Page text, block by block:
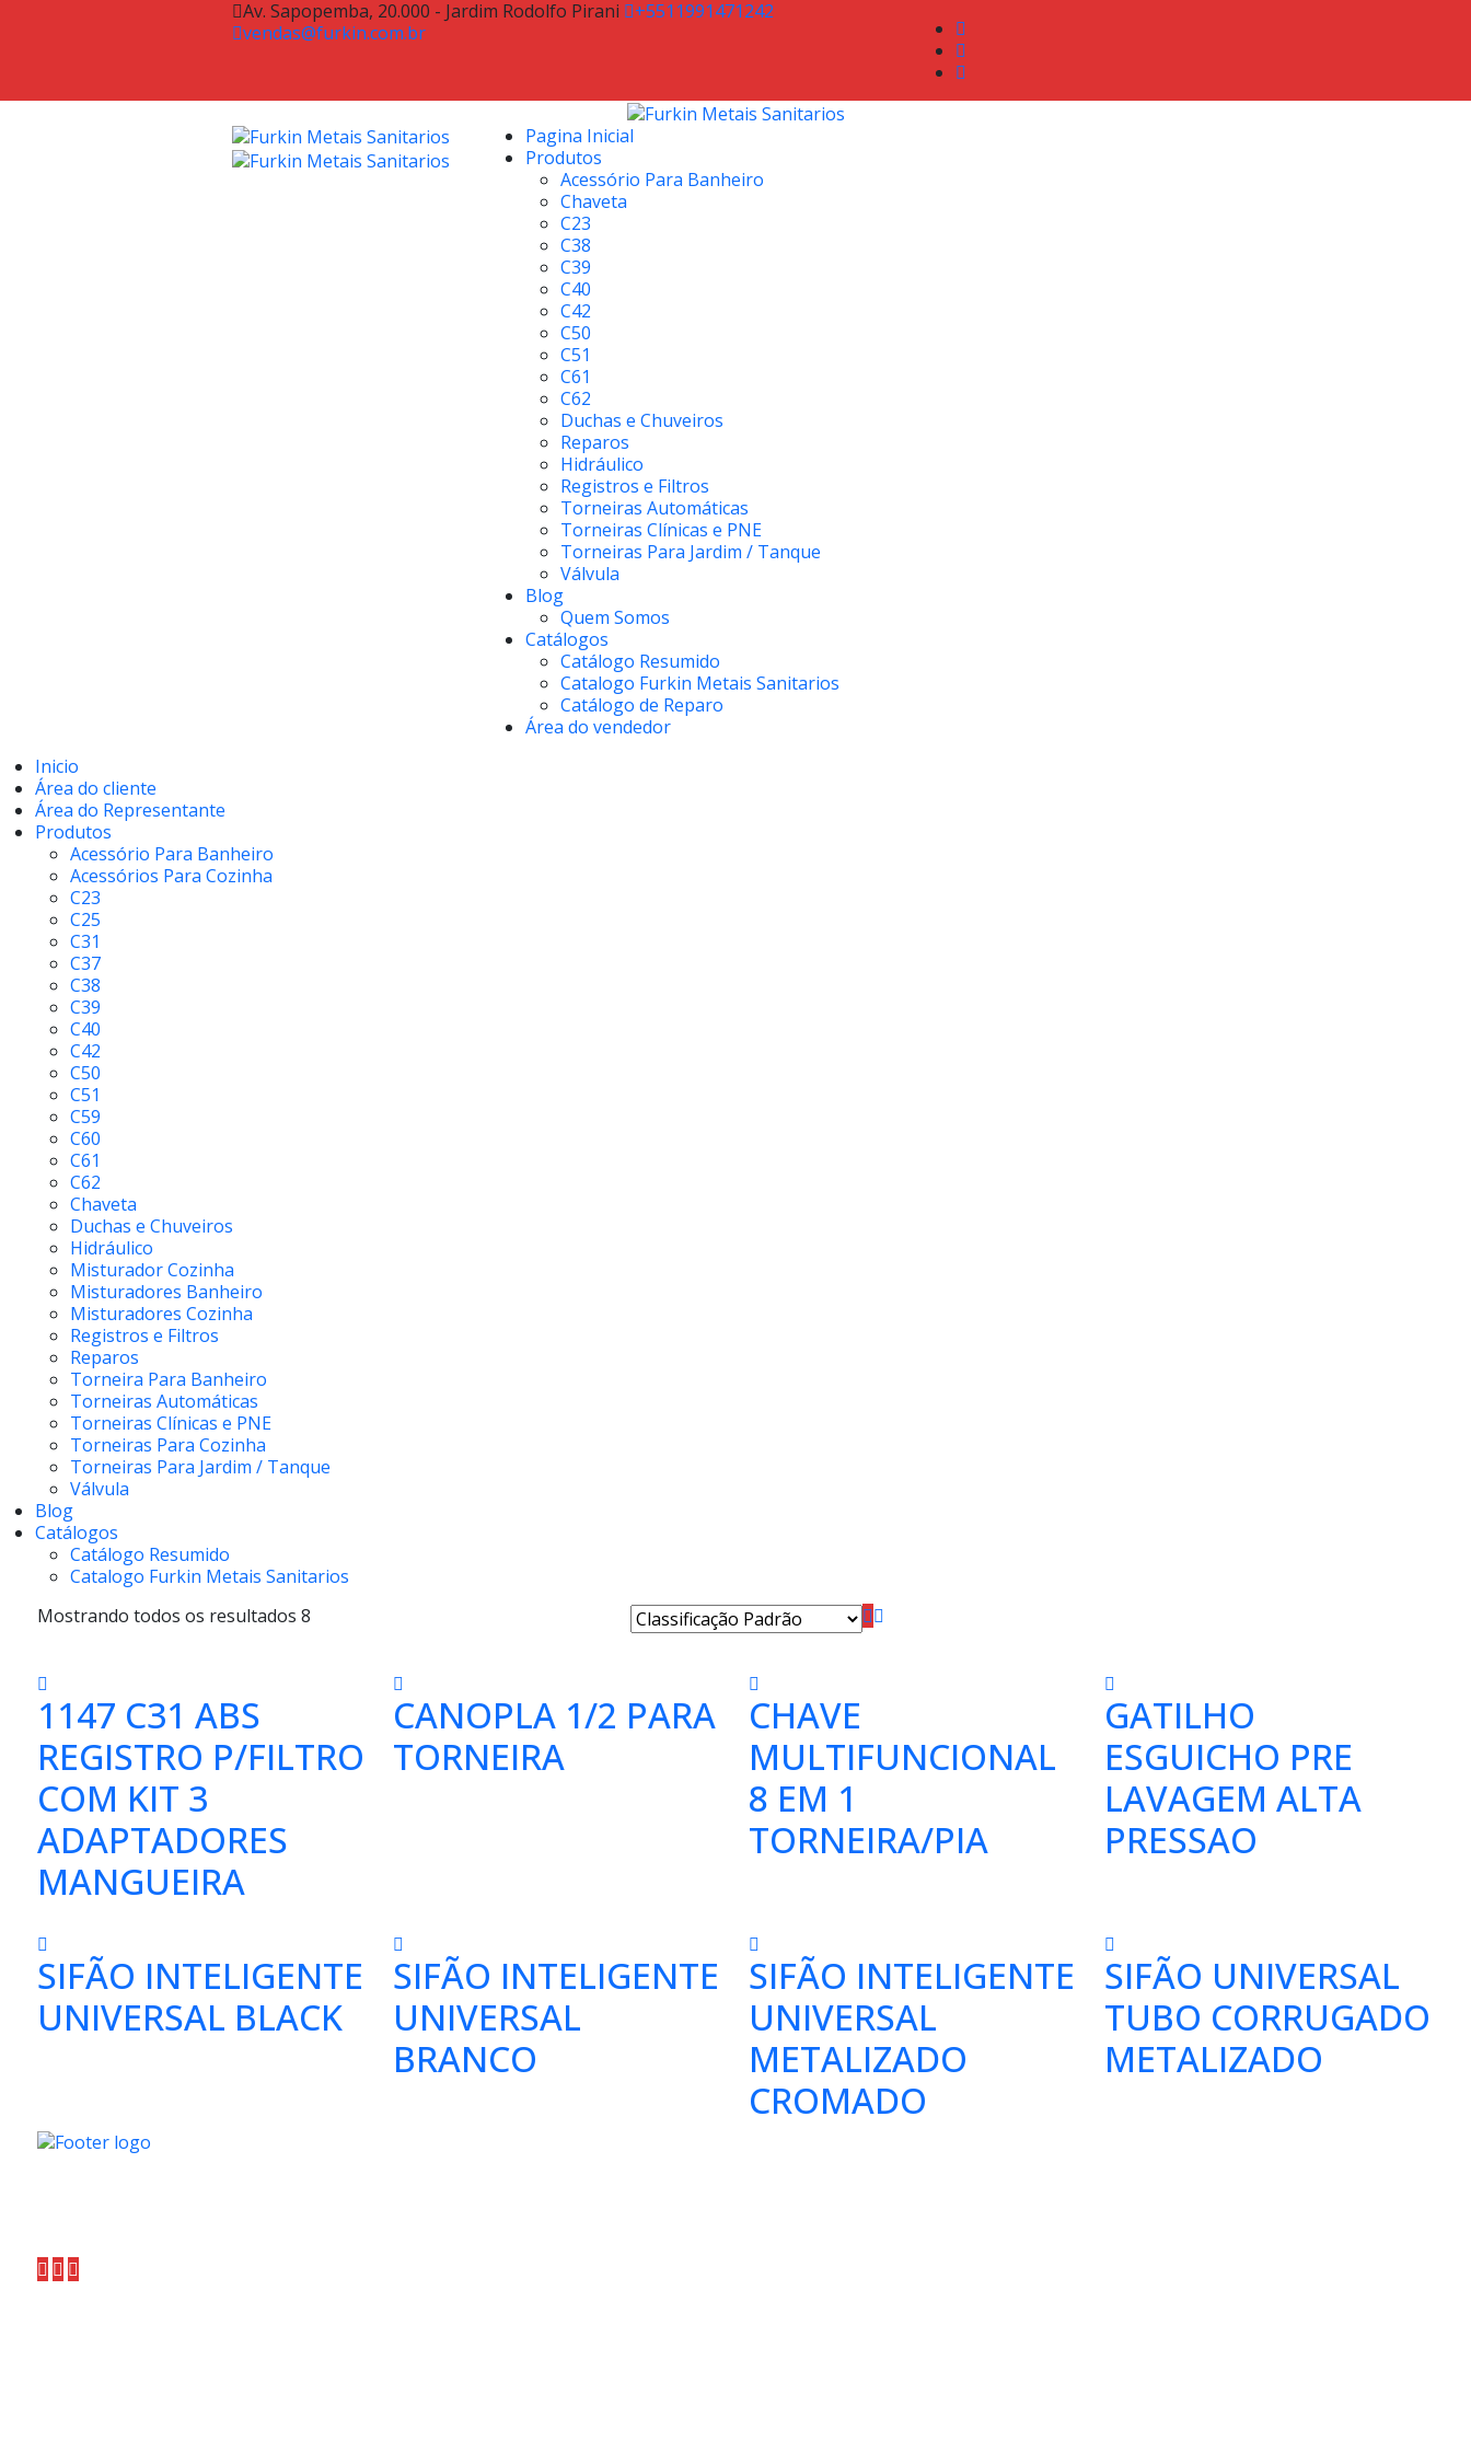
Av. Sapopemba, 20.000 - Jardim Rodolfo Pirani
+5511991471242
vendas@furkin.com.br
Pagina Inicial
Produtos
Acessório Para Banheiro
Chaveta
C23
C38
C39
C40
C42
C50
C51
C61
C62
Duchas e Chuveiros
Reparos
Hidráulico
Registros e Filtros
Torneiras Automáticas
Torneiras Clínicas e PNE
Torneiras Para Jardim / Tanque
Válvula
Blog
Quem Somos
Catálogos
Catálogo Resumido
Catalogo Furkin Metais Sanitarios
Catálogo de Reparo
Área do vendedor
Inicio
Área do cliente
Área do Representante
Produtos
Acessório Para Banheiro
Acessórios Para Cozinha
C23
C25
C31
C37
C38
C39
C40
C42
C50
C51
C59
C60
C61
C62
Chaveta
Duchas e Chuveiros
Hidráulico
Misturador Cozinha
Misturadores Banheiro
Misturadores Cozinha
Registros e Filtros
Reparos
Torneira Para Banheiro
Torneiras Automáticas
Torneiras Clínicas e PNE
Torneiras Para Cozinha
Torneiras Para Jardim / Tanque
Válvula
Blog
Catálogos
Catálogo Resumido
Catalogo Furkin Metais Sanitarios
Mostrando todos os resultados 8
1147 C31 ABS
REGISTRO P/FILTRO
COM KIT 3
ADAPTADORES
MANGUEIRA
CANOPLA 1/2 PARA
TORNEIRA
CHAVE
MULTIFUNCIONAL
8 EM 1
TORNEIRA/PIA
GATILHO
ESGUICHO PRE
LAVAGEM ALTA
PRESSAO
SIFÃO INTELIGENTE
UNIVERSAL BLACK
SIFÃO INTELIGENTE
UNIVERSAL
BRANCO
SIFÃO INTELIGENTE
UNIVERSAL
METALIZADO
CROMADO
SIFÃO UNIVERSAL
TUBO CORRUGADO
METALIZADO